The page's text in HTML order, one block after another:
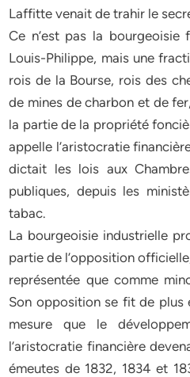
Laffitte venait de trahir le
Ce n’est pas la bourgeoisie
Louis-Philippe, mais une
rois de la Bourse, rois des
de mines de charbon et de
la partie de la propriété
appelle l’aristocratie
dictait les lois aux
publiques, depuis les
tabac.
La bourgeoisie industrielle
partie de l’opposition
représentée que comme
Son opposition se fit de plus
mesure que le
l’aristocratie financière
émeutes de 1832, 1834 et